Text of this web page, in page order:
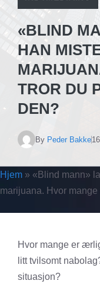
«BLIND
HAN
TROR DU
DEN?
By Peder Bakke
Hjem » «Blind mann»
marijuana. Hvor
Hvor mange er
litt tvilsomt
situasjon?